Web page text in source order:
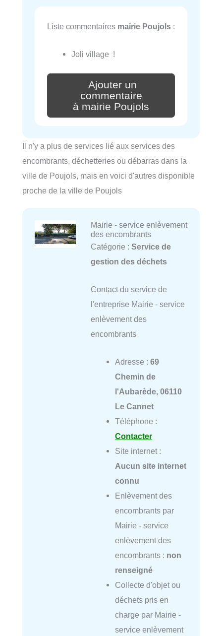
Liste commentaires mairie Poujols :
Joli village !
Ajouter un
commentaire
à mairie Poujols
Il n'y a plus de services lié aux services des
encombrants, déchetteries ou débarras dans la
ville de Poujols, mais en voici d'autres disponible
proche de la ville de Poujols
Mairie - service enlèvement
des encombrants
Catégorie : Service de
gestion des déchets
Contact du service de
l'entreprise Mairie - service
enlèvement des
encombrants
Adresse : 69
Chemin de
l'Aubarède, 06110
Le Cannet
Téléphone :
Contacter
Site internet :
Aucun site internet
connu
Enlèvement des
encombrants par
Mairie - service
enlèvement des
encombrants : non
renseigné
Collecte d'objet ou
déchets pris en
charge par Mairie -
service enlèvement